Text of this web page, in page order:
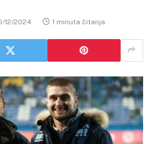
12/2024 1 minuta čitanja